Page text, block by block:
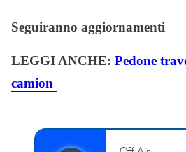
Seguiranno aggiornamenti
LEGGI ANCHE: Pedone
camion